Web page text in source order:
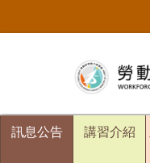
區
塊訊息公告 講習介紹